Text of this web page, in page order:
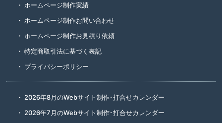
ホームページ制作実績
ホームページ制作お問い合わせ
ホームページ制作お見積り依頼
特定商取引法に基づく表記
プライバシーポリシー
2026年8月のWebサイト制作･打合せカレンダー
2026年7月のWebサイト制作･打合せカレンダー